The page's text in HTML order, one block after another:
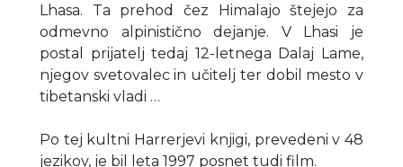
Lhasa. Ta prehod čez Himalajo štejejo za
odmevno alpinistično dejanje. V Lhasi je
postal prijatelj tedaj 12-letnega Dalaj Lame,
njegov svetovalec in učitelj ter dobil mesto v
tibetanski vladi …
Po tej kultni Harrerjevi knjigi, prevedeni v 48
jezikov, je bil leta 1997 posnet tudi film.